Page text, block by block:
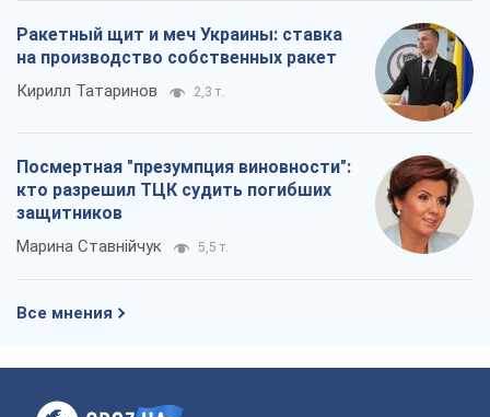
Ракетный щит и меч Украины: ставка
на производство собственных ракет
Кирилл Татаринов 2,3 т.
Посмертная "презумпция виновности":
кто разрешил ТЦК судить погибших
защитников
Марина Ставнійчук 5,5 т.
Все мнения